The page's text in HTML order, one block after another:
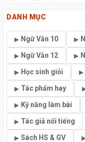
DANH MỤC
Ngữ Văn 10
Ngữ Văn 12
Học sinh giỏi
Tác phẩm hay
Kỹ năng làm bài
Tác giả nổi tiếng
Sách HS & GV